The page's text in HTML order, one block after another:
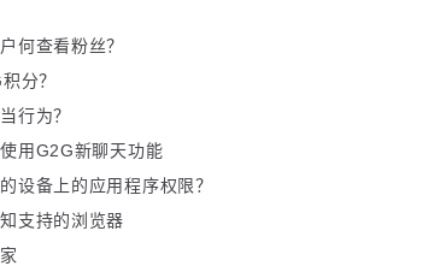
何查看粉丝？
分？
行为？
用G2G新聊天功能
设备上的应用程序权限？
支持的浏览器